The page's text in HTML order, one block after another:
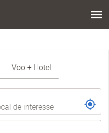
Voo + Hotel